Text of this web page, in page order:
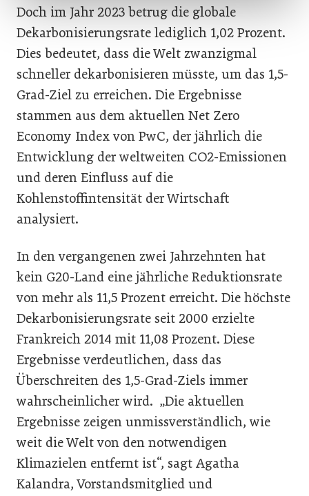
Doch im Jahr 2023 betrug die globale
Dekarbonisierungsrate lediglich 1,02 Prozent.
Dies bedeutet, dass die Welt zwanzigmal
schneller dekarbonisieren müsste, um das 1,5-
Grad-Ziel zu erreichen. Die Ergebnisse
stammen aus dem aktuellen Net Zero
Economy Index von PwC, der jährlich die
Entwicklung der weltweiten CO2-Emissionen
und deren Einfluss auf die
Kohlenstoffintensität der Wirtschaft
analysiert.
In den vergangenen zwei Jahrzehnten hat
kein G20-Land eine jährliche Reduktionsrate
von mehr als 11,5 Prozent erreicht. Die höchste
Dekarbonisierungsrate seit 2000 erzielte
Frankreich 2014 mit 11,08 Prozent. Diese
Ergebnisse verdeutlichen, dass das
Überschreiten des 1,5-Grad-Ziels immer
wahrscheinlicher wird. „Die aktuellen
Ergebnisse zeigen unmissverständlich, wie
weit die Welt von den notwendigen
Klimazielen entfernt ist“, sagt Agatha
Kalandra, Vorstandsmitglied und